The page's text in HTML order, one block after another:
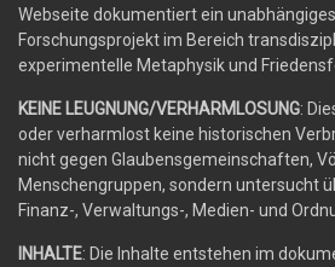
Webseite dokumentiert ein
Forschungsprojekt im Bereich
experimentelle Metaphysik und
KEINE LEUGNUNG/VERHARMLOSUNG:
oder verharmlost keine historischen
nicht gegen Glaubensgemeinschaften,
Menschengruppen, sondern untersucht
Finanz-, Verwaltungs-, Medien- und
INHALTE: Die Inhalte entstehen im